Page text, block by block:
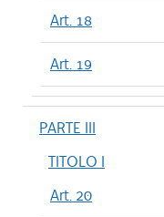
Art. 18
Art. 19
PARTE III
TITOLO I
Art. 20